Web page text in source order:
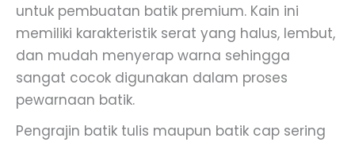
untuk pembuatan batik premium. Kain ini
memiliki karakteristik serat yang halus, lembut,
dan mudah menyerap warna sehingga
sangat cocok digunakan dalam proses
pewarnaan batik.
Pengrajin batik tulis maupun batik cap sering